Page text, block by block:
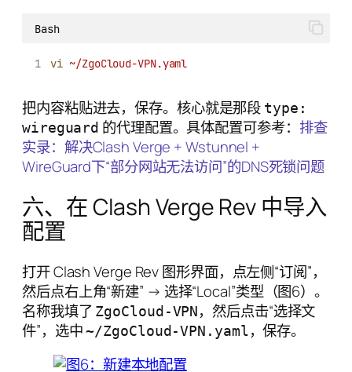
Bash
vi ~/ZgoCloud-VPN.yaml
把内容粘贴进去，保存。核心就是那段 type:
wireguard 的代理配置。具体配置可参考： 排查
实录：解决Clash Verge + Wstunnel +
WireGuard下“部分网站无法访问”的DNS死锁问题
六、在 Clash Verge Rev 中导入
配置
打开 Clash Verge Rev 图形界面，点左侧“订阅”，
然后点右上角“新建” → 选择“Local”类型（图6）。
名称我填了 ZgoCloud-VPN，然后点击“选择文
件”，选中~/ZgoCloud-VPN.yaml ，保存。